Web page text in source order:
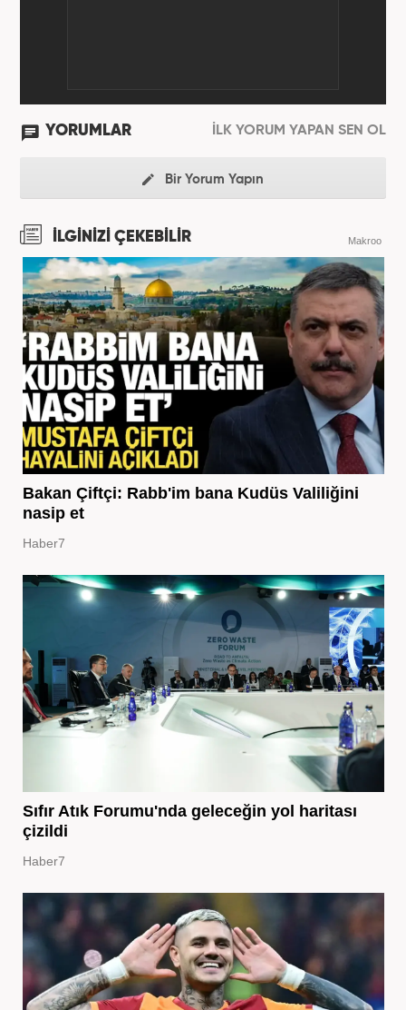
YORUMLAR İLK YORUM YAPAN SEN OL
Bir Yorum Yapın
İLGİNİZİ ÇEKEBİLİR Makroo
Bakan Çiftçi: Rabb'im bana Kudüs Valiliğini
nasip et
Haber7
Sıfır Atık Forumu'nda geleceğin yol haritası
çizildi
Haber7